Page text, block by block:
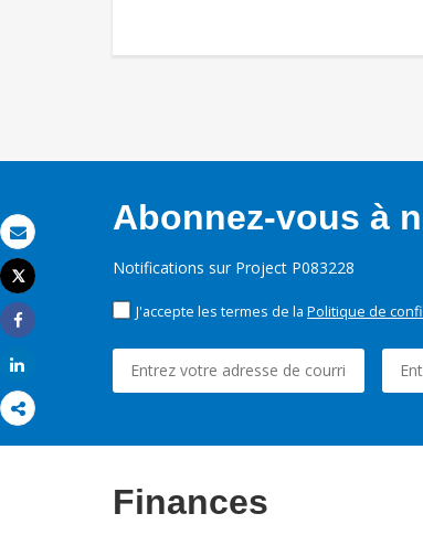
Email
Imprimer
Tweet
Share
Abonnez-vous à
Notifications sur Project P083228
J'accepte les termes de la Politique de
Finances